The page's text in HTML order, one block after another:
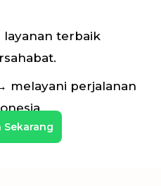
layanan terbaik
melayani perjalanan
Sekarang